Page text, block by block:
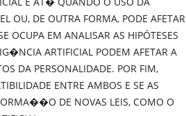
DE OUTRA FORMA, PODE AFETAR
OCUPA EM ANALISAR AS HIPÓTESES
ARTIFICIAL PODEM AFETAR A
DA PERSONALIDADE. POR FIM,
ENTRE AMBOS E SE AS
DE NOVAS LEIS, COMO O